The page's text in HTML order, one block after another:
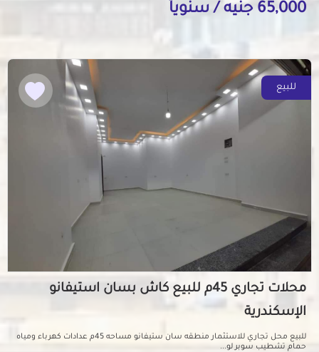
65,000 جنيه / سنوياً
للبيع
محلات تجاري 45م للبيع كاش بسان استيفانو
الإسكندرية
للبيع محل تجاري للاستثمار منطقه سان ستيفانو مساحه 45م عدادات كهرباء ومياه
حمام تشطيب سوبر لو...